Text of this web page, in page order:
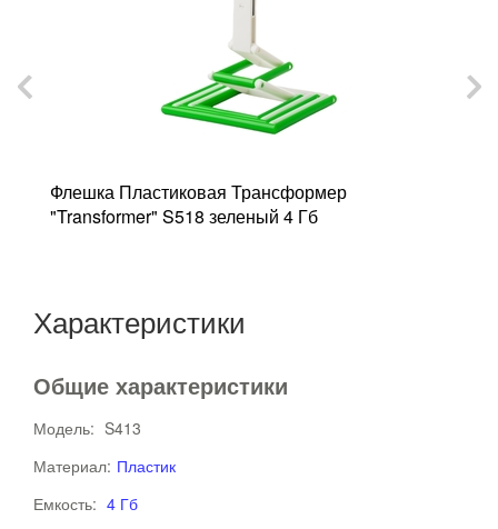
Флешка Пластиковая Трансформер
"Transformer" S518 зеленый 4 Гб
Характеристики
Общие характеристики
Модель: S413
Материал: Пластик
Емкость: 4 Гб